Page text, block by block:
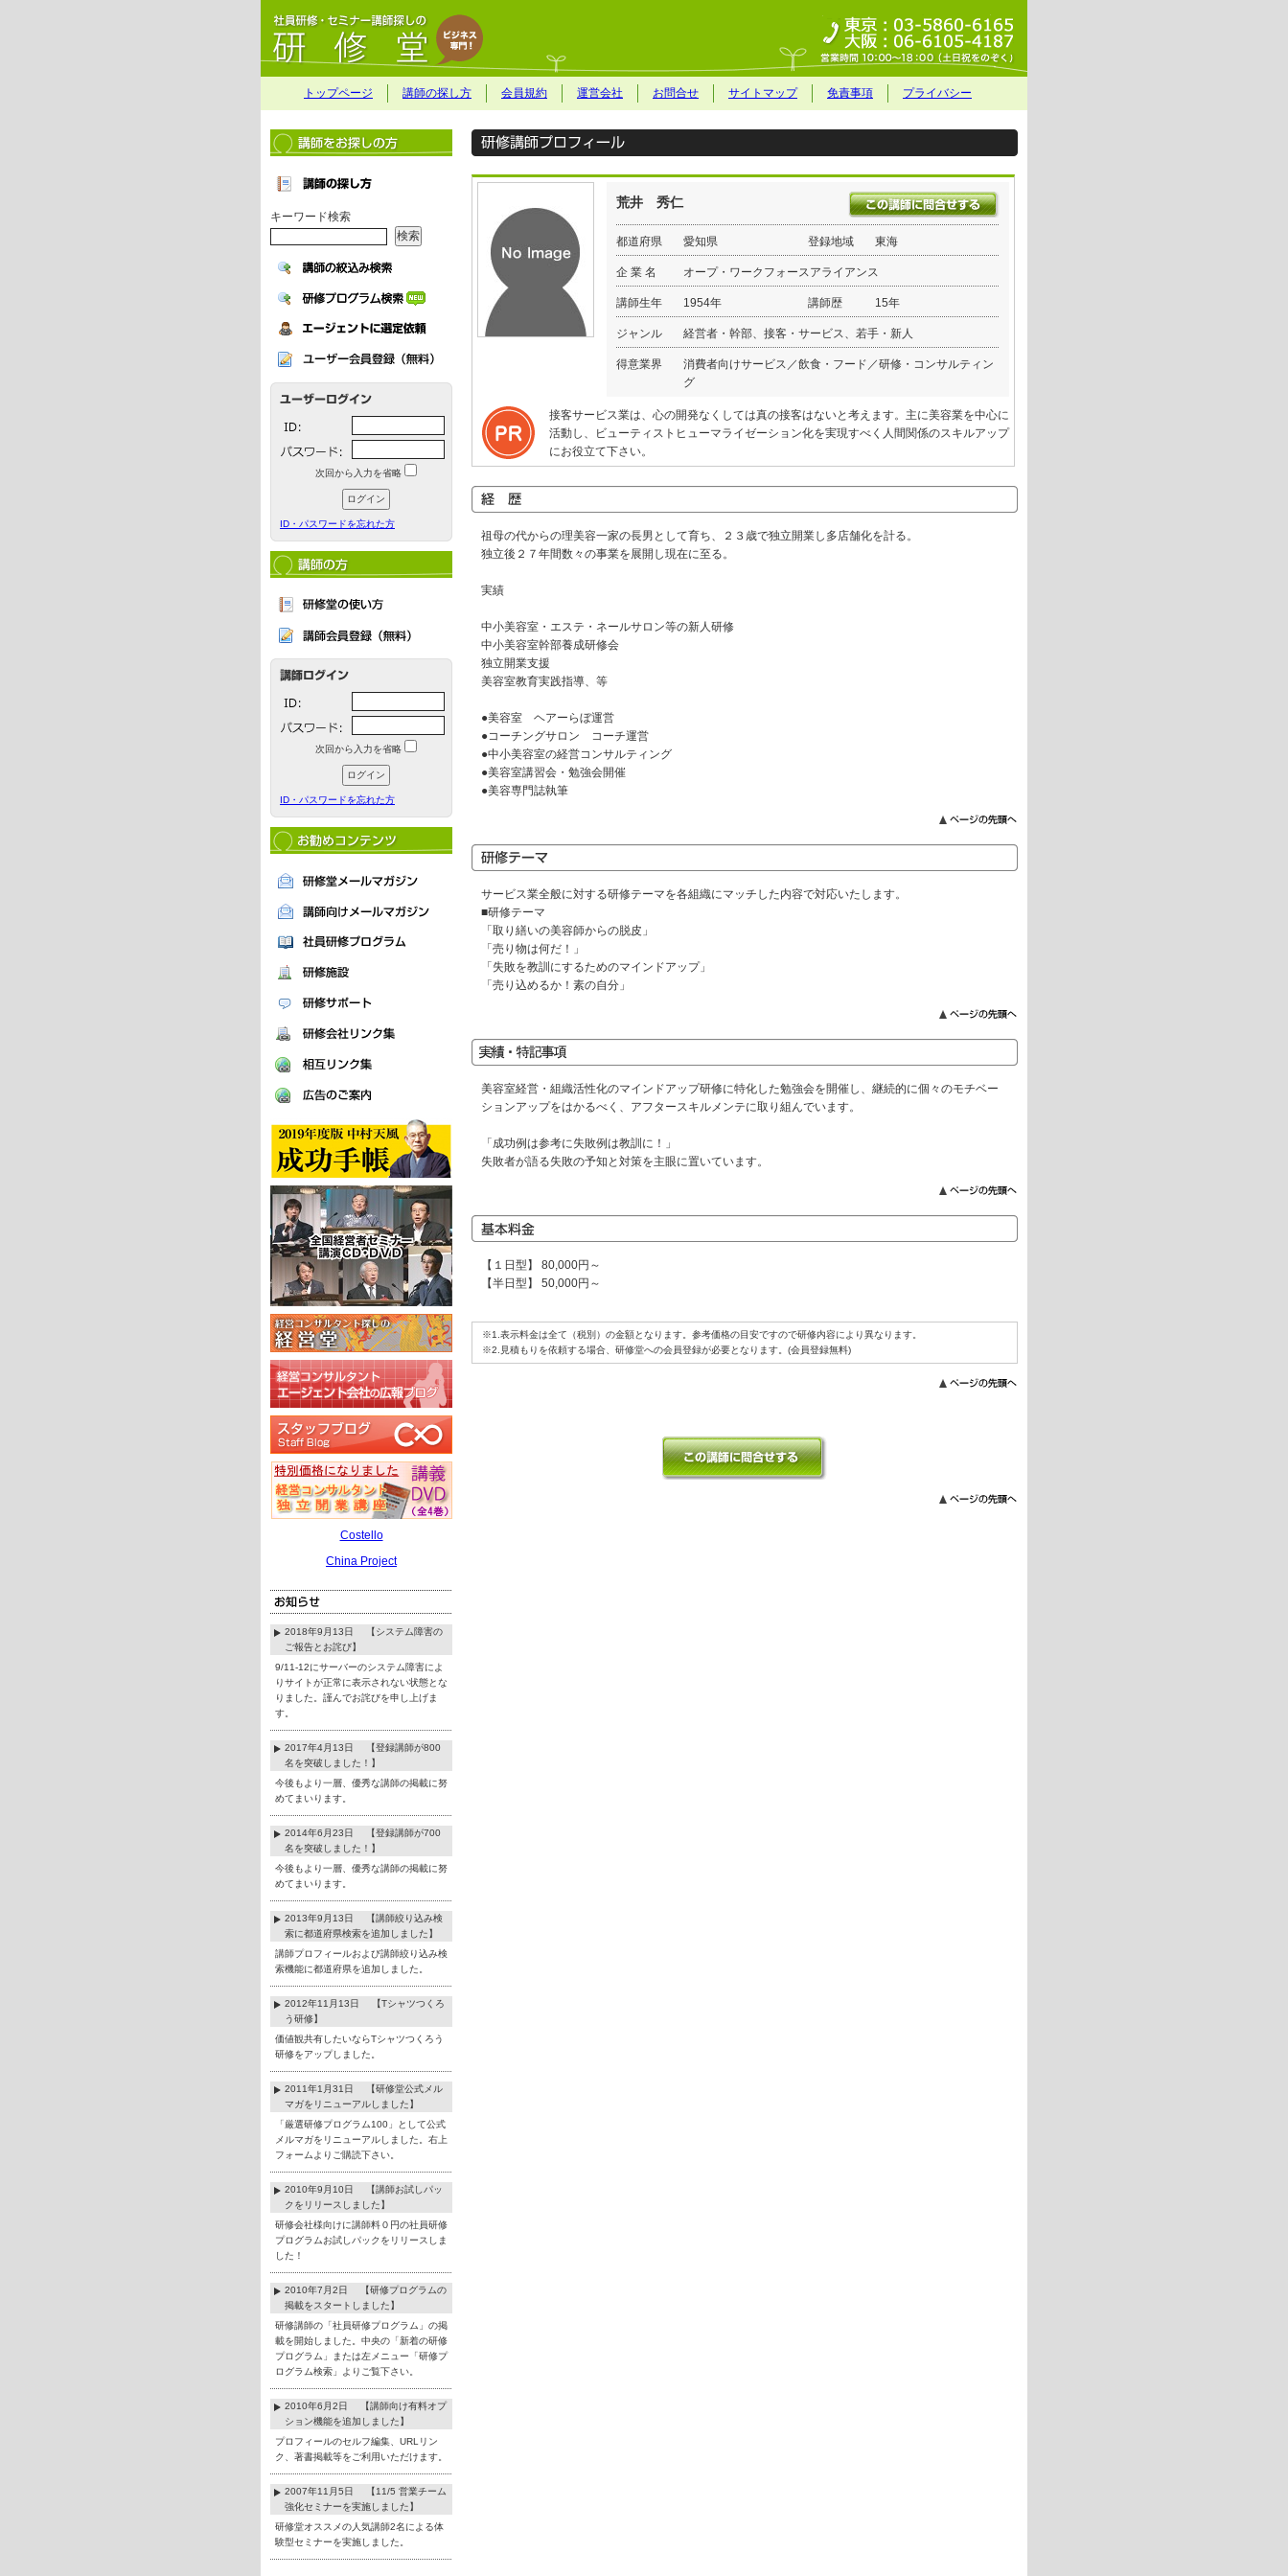
トップページ 講師の探し方 会員規約 運営会社 お問合せ サイトマップ 免責事項 プライバシー
キーワード検索
次回から入力を省略
ID・パスワードを忘れた方
次回から入力を省略
ID・パスワードを忘れた方
Costello
China Project
2018年9月13日 【システム障害の
ご報告とお詫び】
9/11-12にサーバーのシステム障害によ
りサイトが正常に表示されない状態とな
りました。謹んでお詫びを申し上げま
す。
2017年4月13日 【登録講師が800
名を突破しました！】
今後もより一層、優秀な講師の掲載に努
めてまいります。
2014年6月23日 【登録講師が700
名を突破しました！】
今後もより一層、優秀な講師の掲載に努
めてまいります。
2013年9月13日 【講師絞り込み検
索に都道府県検索を追加しました】
講師プロフィールおよび講師絞り込み検
索機能に都道府県を追加しました。
2012年11月13日 【Tシャツつくろ
う研修】
価値観共有したいならTシャツつくろう
研修をアップしました。
2011年1月31日 【研修堂公式メル
マガをリニューアルしました】
「厳選研修プログラム100」として公式
メルマガをリニューアルしました。右上
フォームよりご購読下さい。
2010年9月10日 【講師お試しパッ
クをリリースしました】
研修会社様向けに講師料０円の社員研修
プログラムお試しパックをリリースしま
した！
2010年7月2日 【研修プログラムの
掲載をスタートしました】
研修講師の「社員研修プログラム」の掲
載を開始しました。中央の「新着の研修
プログラム」または左メニュー「研修プ
ログラム検索」よりご覧下さい。
2010年6月2日 【講師向け有料オプ
ション機能を追加しました】
プロフィールのセルフ編集、URLリン
ク、著書掲載等をご利用いただけます。
2007年11月5日 【11/5 営業チーム
強化セミナーを実施しました】
研修堂オススメの人気講師2名による体
験型セミナーを実施しました。
荒井 秀仁
都道府県 愛知県 登録地域 東海
企 業 名 オープ・ワークフォースアライアンス
講師生年 1954年 講師歴 15年
ジャンル 経営者・幹部、接客・サービス、若手・新人
得意業界
消費者向けサービス／飲食・フード／研修・コンサルティン
グ
接客サービス業は、心の開発なくしては真の接客はないと考えます。主に美容業を中心に
活動し、ビューティストヒューマライゼーション化を実現すべく人間関係のスキルアップ
にお役立て下さい。
祖母の代からの理美容一家の長男として育ち、２３歳で独立開業し多店舗化を計る。
独立後２７年間数々の事業を展開し現在に至る。
実績
中小美容室・エステ・ネールサロン等の新人研修
中小美容室幹部養成研修会
独立開業支援
美容室教育実践指導、等
●美容室 ヘアーらぼ運営
●コーチングサロン コーチ運営
●中小美容室の経営コンサルティング
●美容室講習会・勉強会開催
●美容専門誌執筆
サービス業全般に対する研修テーマを各組織にマッチした内容で対応いたします。
■研修テーマ
「取り繕いの美容師からの脱皮」
「売り物は何だ！」
「失敗を教訓にするためのマインドアップ」
「売り込めるか！素の自分」
美容室経営・組織活性化のマインドアップ研修に特化した勉強会を開催し、継続的に個々のモチベー
ションアップをはかるべく、アフタースキルメンテに取り組んでいます。
「成功例は参考に失敗例は教訓に！」
失敗者が語る失敗の予知と対策を主眼に置いています。
【１日型】 80,000円～
【半日型】 50,000円～
※1.表示料金は全て（税別）の金額となります。参考価格の目安ですので研修内容により異なります。
※2.見積もりを依頼する場合、研修堂への会員登録が必要となります。(会員登録無料)